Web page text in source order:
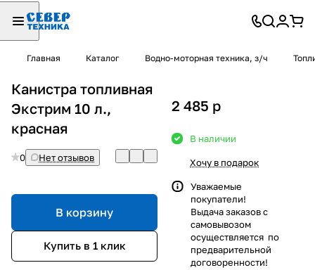
Главная Каталог Водно-моторная техника, з/ч
Канистра топливная
Экстрим 10 л.,
красная
0 Нет отзывов
В корзину
Купить в 1 клик
2 485 p
В наличии
Хочу в подарок
Уважаемые
покупатели!
Выдача заказов с
самовывозом
осуществляется по
предварительной
договоренности!